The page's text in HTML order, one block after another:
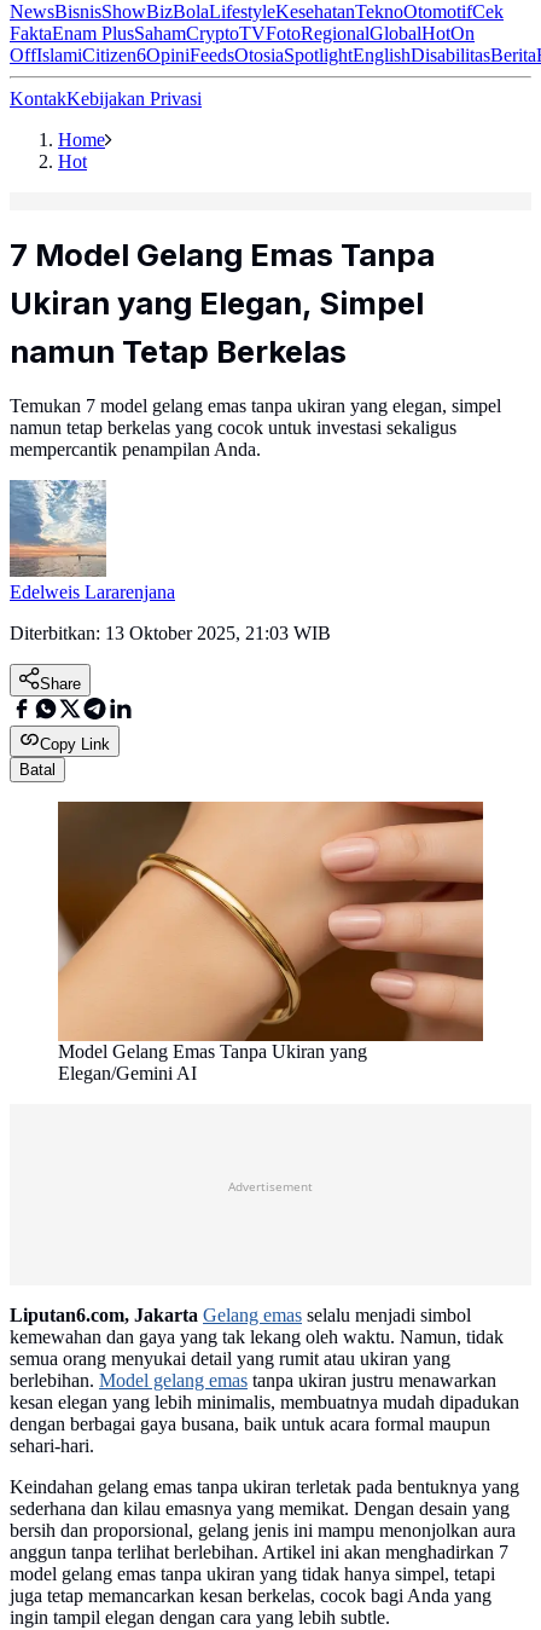
NewsBisnisShowBizBolaLifestyleKesehatanTeknoOtomotifCek
FaktaEnam PlusSahamCryptoTVFotoRegionalGlobalHotOn
OffIslamiCitizen6OpiniFeedsOtosiaSpotlightEnglishDisabilitasBerita
KontakKebijakan Privasi
Home
Hot
7 Model Gelang Emas Tanpa
Ukiran yang Elegan, Simpel
namun Tetap Berkelas
Temukan 7 model gelang emas tanpa ukiran yang elegan, simpel
namun tetap berkelas yang cocok untuk investasi sekaligus
mempercantik penampilan Anda.
Edelweis Lararenjana
Diterbitkan: 13 Oktober 2025, 21:03 WIB
Share
Copy Link
Batal
Model Gelang Emas Tanpa Ukiran yang
Elegan/Gemini AI
Advertisement
Liputan6.com, Jakarta Gelang emas selalu menjadi simbol
kemewahan dan gaya yang tak lekang oleh waktu. Namun, tidak
semua orang menyukai detail yang rumit atau ukiran yang
berlebihan. Model gelang emas tanpa ukiran justru menawarkan
kesan elegan yang lebih minimalis, membuatnya mudah dipadukan
dengan berbagai gaya busana, baik untuk acara formal maupun
sehari-hari.
Keindahan gelang emas tanpa ukiran terletak pada bentuknya yang
sederhana dan kilau emasnya yang memikat. Dengan desain yang
bersih dan proporsional, gelang jenis ini mampu menonjolkan aura
anggun tanpa terlihat berlebihan. Artikel ini akan menghadirkan 7
model gelang emas tanpa ukiran yang tidak hanya simpel, tetapi
juga tetap memancarkan kesan berkelas, cocok bagi Anda yang
ingin tampil elegan dengan cara yang lebih subtle.